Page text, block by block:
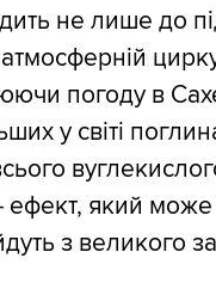
не лише до
погоду в
у світі
який може
з великого